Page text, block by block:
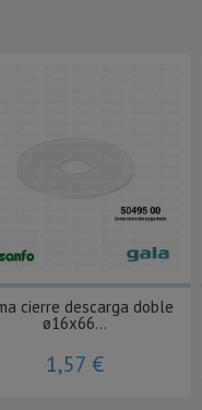
cierre descarga doble
ø16x66...
1,57 €